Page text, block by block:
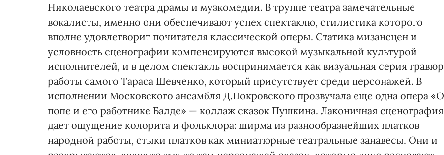
Николаевского театра драмы и музкомедии. В труппе театра замечательные
вокалисты, именно они обеспечивают успех спектаклю, стилистика которого
вполне удовлетворит почитателя классической оперы. Статика мизансцен и
условность сценографии компенсируются высокой музыкальной культурой
исполнителей, и в целом спектакль воспринимается как визуальная серия гравюр
работы самого Тараса Шевченко, который присутствует среди персонажей. В
исполнении Московского ансамбля Д.Покровского прозвучала еще одна опера «О
попе и его работнике Балде» — коллаж сказок Пушкина. Лаконичная сценография
дает ощущение колорита и фольклора: ширма из разнообразнейших платков
народной работы, стыки платков как миниатюрные театральные занавесы. Они и